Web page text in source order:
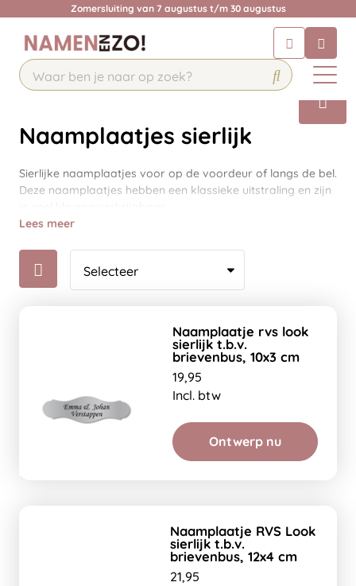
Zomersluiting van 7 augustus t/m 30 augustus
Chat 24/7 met onze chatbot voor
hulp
Contact
Naamplaatjes sierlijk
Sierlijke naamplaatjes voor op de voordeur of langs de bel.
Deze naamplaatjes hebben een klassieke uitstraling en zijn
Lees meer
Naamplaatje rvs look
sierlijk t.b.v.
brievenbus, 10x3 cm
19,95
Incl. btw
Ontwerp nu
Naamplaatje RVS Look
sierlijk t.b.v.
brievenbus, 12x4 cm
21,95